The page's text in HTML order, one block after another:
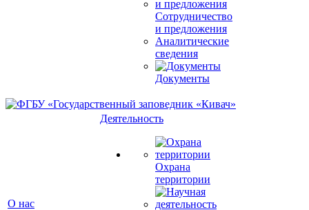
Сотрудничество
и предложения
Аналитические
сведения
Документы
О нас
Деятельность
Охрана
территории